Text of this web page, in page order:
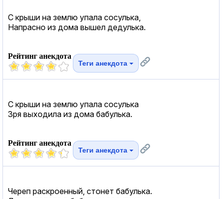
С крыши на землю упала сосулька,
Напрасно из дома вышел дедулька.
Рейтинг анекдота
Теги анекдота
С крыши на землю упала сосулька
Зря выходила из дома бабулька.
Рейтинг анекдота
Теги анекдота
Череп раскроенный, стонет бабулька.